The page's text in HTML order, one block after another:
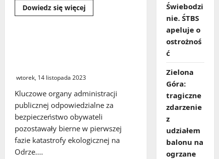
Dowiedz się więcejDowiedz
się
humanitarnej
wtorek, 14 listopada 2023
Kluczowe organy administracji
publicznej odpowiedzialne za
bezpieczeństwo obywateli
pozostawały bierne w pierwszej
fazie katastrofy ekologicznej na
Odrze....
Świebodzi
nie. ŚTBS
apeluje o
ostrożnoś
ć
Zielona
Góra:
tragiczne
zdarzenie
z
udziałem
balonu na
ogrzane